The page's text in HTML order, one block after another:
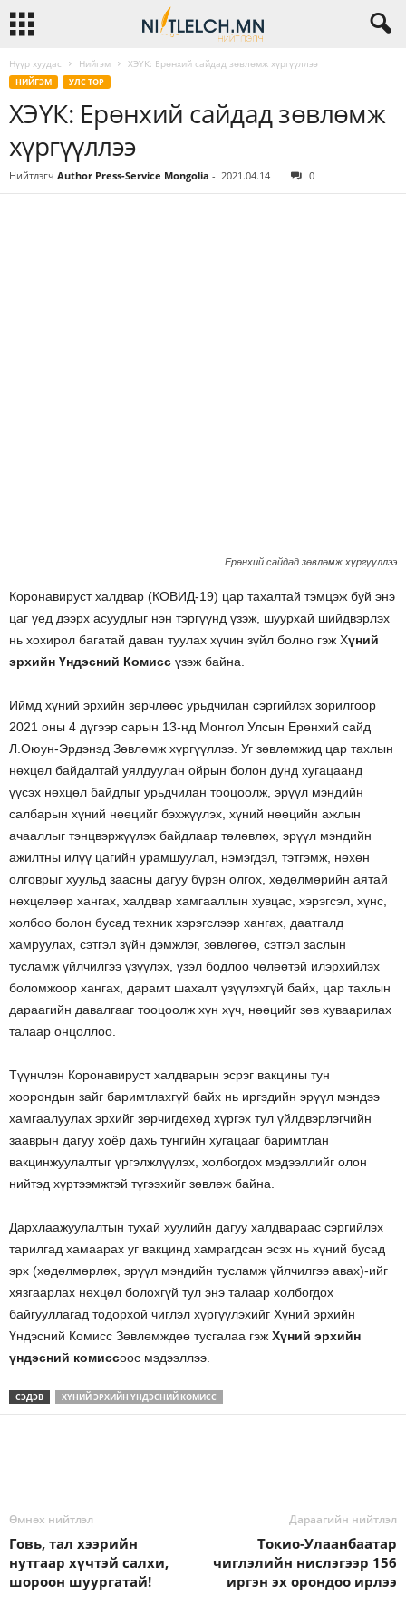
Нүүр хуудас Нийгэм ХЭҮК: Ерөнхий сайдад зөвлөмж хүргүүллээ
НИЙГЭМ УЛС ТӨР
ХЭҮК: Ерөнхий сайдад зөвлөмж
хүргүүллээ
Нийтлэгч Author Press-Service Mongolia - 2021.04.14 0
Ерөнхий сайдад зөвлөмж хүргүүллээ
Коронавируст халдвар (КОВИД-19) цар тахалтай тэмцэж буй энэ
цаг үед дээрх асуудлыг нэн тэргүүнд үзэж, шуурхай шийдвэрлэх
нь хохирол багатай даван туулах хүчин зүйл болно гэж Хүний
эрхийн Үндэсний Комисс үзэж байна.
Иймд хүний эрхийн зөрчлөөс урьдчилан сэргийлэх зорилгоор
2021 оны 4 дүгээр сарын 13-нд Монгол Улсын Ерөнхий сайд
Л.Оюун-Эрдэнэд Зөвлөмж хүргүүллээ. Уг зөвлөмжид цар тахлын
нөхцөл байдалтай уялдуулан ойрын болон дунд хугацаанд
үүсэх нөхцөл байдлыг урьдчилан тооцоолж, эрүүл мэндийн
салбарын хүний нөөцийг бэхжүүлэх, хүний нөөцийн ажлын
ачааллыг тэнцвэржүүлэх байдлаар төлөвлөх, эрүүл мэндийн
ажилтны илүү цагийн урамшуулал, нэмэгдэл, тэтгэмж, нөхөн
олговрыг хуульд заасны дагуу бүрэн олгох, хөдөлмөрийн аятай
нөхцөлөөр хангах, халдвар хамгааллын хувцас, хэрэгсэл, хүнс,
холбоо болон бусад техник хэрэгслээр хангах, даатгалд
хамруулах, сэтгэл зүйн дэмжлэг, зөвлөгөө, сэтгэл заслын
тусламж үйлчилгээ үзүүлэх, үзэл бодлоо чөлөөтэй илэрхийлэх
боломжоор хангах, дарамт шахалт үзүүлэхгүй байх, цар тахлын
дараагийн давалгааг тооцоолж хүн хүч, нөөцийг зөв хуваарилах
талаар онцоллоо.
Түүнчлэн Коронавируст халдварын эсрэг вакцины тун
хоорондын зайг баримтлахгүй байх нь иргэдийн эрүүл мэндээ
хамгаалуулах эрхийг зөрчигдөхөд хүргэх тул үйлдвэрлэгчийн
зааврын дагуу хоёр дахь тунгийн хугацааг баримтлан
вакцинжуулалтыг үргэлжлүүлэх, холбогдох мэдээллийг олон
нийтэд хүртээмжтэй түгээхийг зөвлөж байна.
Дархлаажуулалтын тухай хуулийн дагуу халдвараас сэргийлэх
тарилгад хамаарах уг вакцинд хамрагдсан эсэх нь хүний бусад
эрх (хөдөлмөрлөх, эрүүл мэндийн тусламж үйлчилгээ авах)-ийг
хязгаарлах нөхцөл болохгүй тул энэ талаар холбогдох
байгууллагад тодорхой чиглэл хүргүүлэхийг Хүний эрхийн
Үндэсний Комисс Зөвлөмждөө тусгалаа гэж Хүний эрхийн
үндэсний комиссоос мэдээллээ.
СЭДЭВ ХҮНИЙ ЭРХИЙН ҮНДЭСНИЙ КОМИСС
Өмнөх нийтлэл
Говь, тал хээрийн
нутгаар хүчтэй салхи,
шороон шуургатай!
Дараагийн нийтлэл
Токио-Улаанбаатар
чиглэлийн нислэгээр 156
иргэн эх орондоо ирлээ